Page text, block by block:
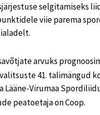
selgitamiseks
viie parema
arvuks
41. talimängud
Lääne-Virumaa
peatoetaja on Coop.